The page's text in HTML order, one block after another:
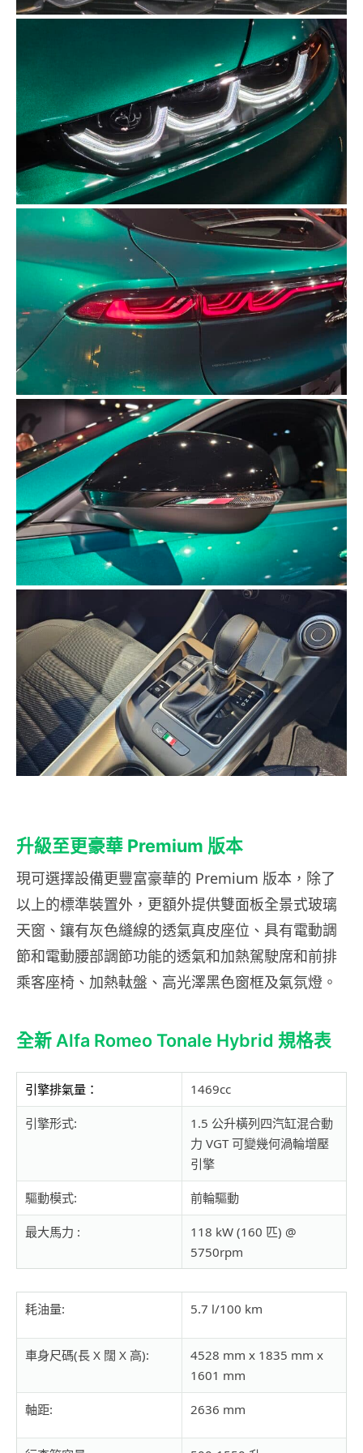
升級至更豪華 Premium 版本
現可選擇設備更豐富豪華的 Premium 版本，除了
以上的標準裝置外，更額外提供雙面板全景式玻璃
天窗、鑲有灰色縫線的透氣真皮座位、具有電動調
節和電動腰部調節功能的透氣和加熱駕駛席和前排
乘客座椅、加熱軚盤、高光澤黑色窗框及氣氛燈。
全新 Alfa Romeo Tonale Hybrid 規格表
引擎排氣量： 1469cc
引擎形式:
1.5 公升橫列四汽缸混合動
力 VGT 可變幾何渦輪增壓
引擎
驅動模式: 前輪驅動
最大馬力 :
118 kW (160 匹) @
5750rpm
電池 :
鋰離子高性能電池
240 Nm @ 1500 rpm
極速: 212km/h
加速時間 (0-100km/h): 8.8 秒
耗油量: 5.7 l/100 km
車身尺碼(長 X 闊 X 高):
4528 mm x 1835 mm x
1601 mm
軸距: 2636 mm